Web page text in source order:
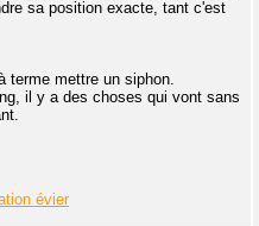
sa position exacte, tant c'est
terme mettre un siphon.
il y a des choses qui vont sans
évier